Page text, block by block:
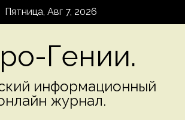
Пятница, Авг 7, 2026
Гении.
информационный
журнал.